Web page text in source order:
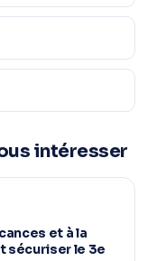
intéresser
et à la
sécuriser le 3e